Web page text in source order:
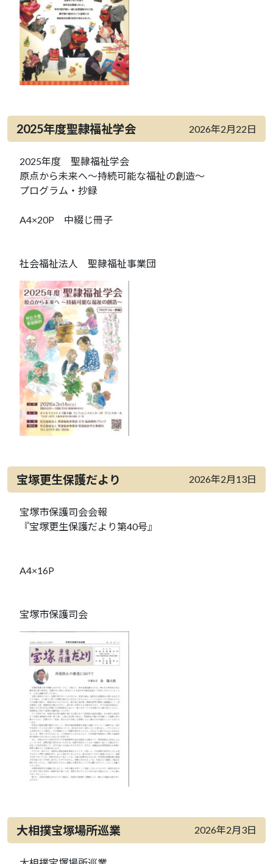
2025年度聖隷福祉学会 2026年2月22日
2025年度 聖隷福祉学会
原点から未来へ～持続可能な福祉の創造～
プログラム・抄録
A4×20P 中綴じ冊子
社会福祉法人 聖隷福祉事業団
宝塚更生保護だより 2026年2月13日
宝塚市保護司会会報
『宝塚更生保護だより第40号』
A4×16P
宝塚市保護司会
大相撲宝塚場所巡業 2026年2月3日